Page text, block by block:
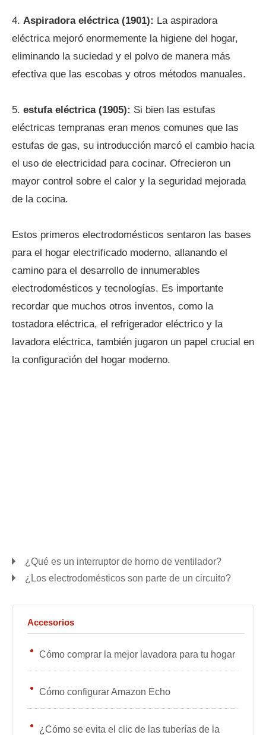
4. Aspiradora eléctrica (1901): La aspiradora
eléctrica mejoró enormemente la higiene del hogar,
eliminando la suciedad y el polvo de manera más
efectiva que las escobas y otros métodos manuales.
5. estufa eléctrica (1905): Si bien las estufas
eléctricas tempranas eran menos comunes que las
estufas de gas, su introducción marcó el cambio hacia
el uso de electricidad para cocinar. Ofrecieron un
mayor control sobre el calor y la seguridad mejorada
de la cocina.
Estos primeros electrodomésticos sentaron las bases
para el hogar electrificado moderno, allanando el
camino para el desarrollo de innumerables
electrodomésticos y tecnologías. Es importante
recordar que muchos otros inventos, como la
tostadora eléctrica, el refrigerador eléctrico y la
lavadora eléctrica, también jugaron un papel crucial en
la configuración del hogar moderno.
¿Qué es un interruptor de horno de ventilador?
¿Los electrodomésticos son parte de un circuito?
Accesorios
Cómo comprar la mejor lavadora para tu hogar
Cómo configurar Amazon Echo
¿Cómo se evita el clic de las tuberías de la